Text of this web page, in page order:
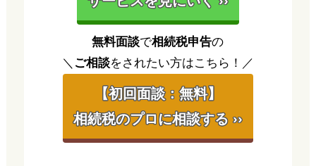
無料面談で相続税申告の
＼ ご相談をされたい方はこちら！／
【初回面談：無料】
相続税のプロに相談する ››